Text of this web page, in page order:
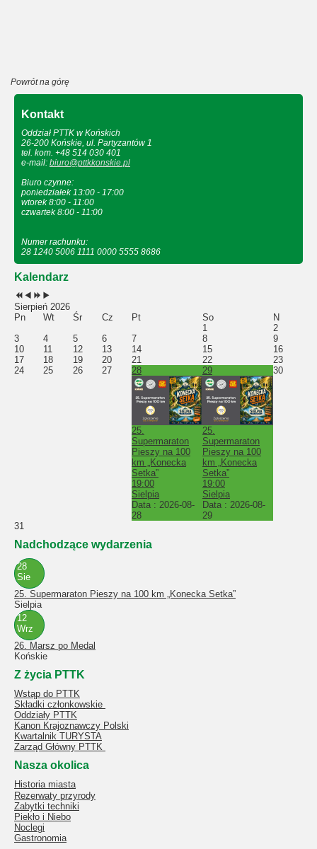
Powrót na górę
Kontakt
Oddział PTTK w Końskich
26-200 Końskie, ul. Partyzantów 1
tel. kom. +48 514 030 401
e-mail: biuro@pttkkonskie.pl
Biuro czynne:
poniedziałek 13:00 - 17:00
wtorek 8:00 - 11:00
czwartek 8:00 - 11:00
Numer rachunku:
28 1240 5006 1111 0000 5555 8686
Kalendarz
Sierpień 2026
Pn
Wt Śr Cz Pt So
N
1
2
3
4 5 6 7 8
9
10
11 12 13 14 15
16
17
18 19 20 21 22
23
24
25 26 27 28
25.
Supermaraton
Pieszy na 100
km „Konecka
Setka”
19:00
Sielpia
Data : 2026-08-
28
29
25.
Supermaraton
Pieszy na 100
km „Konecka
Setka”
19:00
Sielpia
Data : 2026-08-
29
30
31
Nadchodzące wydarzenia
28
Sie
25. Supermaraton Pieszy na 100 km „Konecka Setka”
Sielpia
12
Wrz
26. Marsz po Medal
Końskie
Z życia PTTK
Wstąp do PTTK
Składki członkowskie
Oddziały PTTK
Kanon Krajoznawczy Polski
Kwartalnik TURYSTA
Zarząd Główny PTTK
Nasza okolica
Historia miasta
Rezerwaty przyrody
Zabytki techniki
Piekło i Niebo
Noclegi
Gastronomia